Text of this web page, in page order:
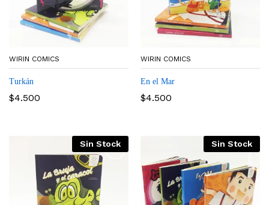
WIRIN COMICS
Turkán
$4.500
WIRIN COMICS
En el Mar
$4.500
Sin Stock Sin Stock